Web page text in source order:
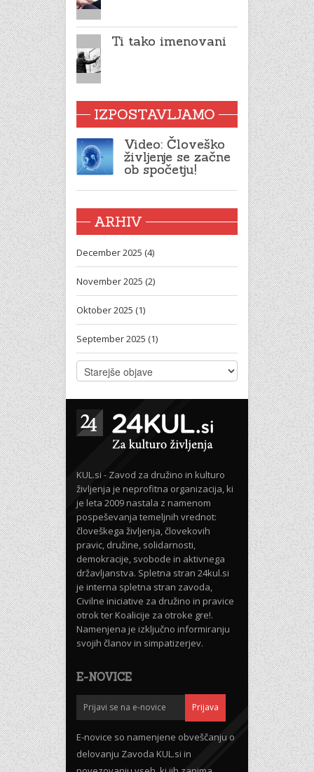
Ti tako imenovani
IZPOSTAVLJAMO
Video: Človeško
življenje se začne
ob spočetju!
ARHIV
December 2025 (4)
November 2025 (2)
Oktober 2025 (1)
September 2025 (1)
KUL.si - Zavod za družino in kulturo
življenja je neprofitna organizacija, ki
je leta 2009 nastala z namenom
pospeševanja temeljnih vrednot:
človeškega življenja, človekovih
pravic, družine, solidarnosti,
demokracije, svobode in aktivnega
državljanstva. Spletna stran 24kul.si
je interna spletna stran zavoda,
Civilne iniciative za družino in pravice
otrok ter Koalicije za otroke gre!.
Namenjena je izključno informiranju
svojih članov in simpatizerjev.
E-NOVICE
E-novice so namenjene obveščanju o
delovanju Zavoda KUL.si in